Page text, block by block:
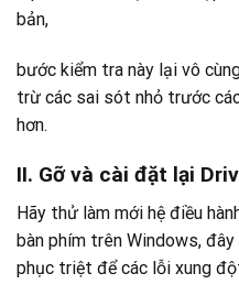
bản,
bước kiểm tra này lại vô
trừ các sai sót nhỏ trước
hơn.
II. Gỡ và cài đặt lại
Hãy thử làm mới hệ điều
bàn phím trên Windows,
phục triệt để các lỗi xung